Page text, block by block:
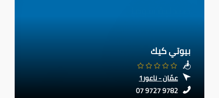
بيوتي كيك
عمّان - ناعور1
07 9727 9782